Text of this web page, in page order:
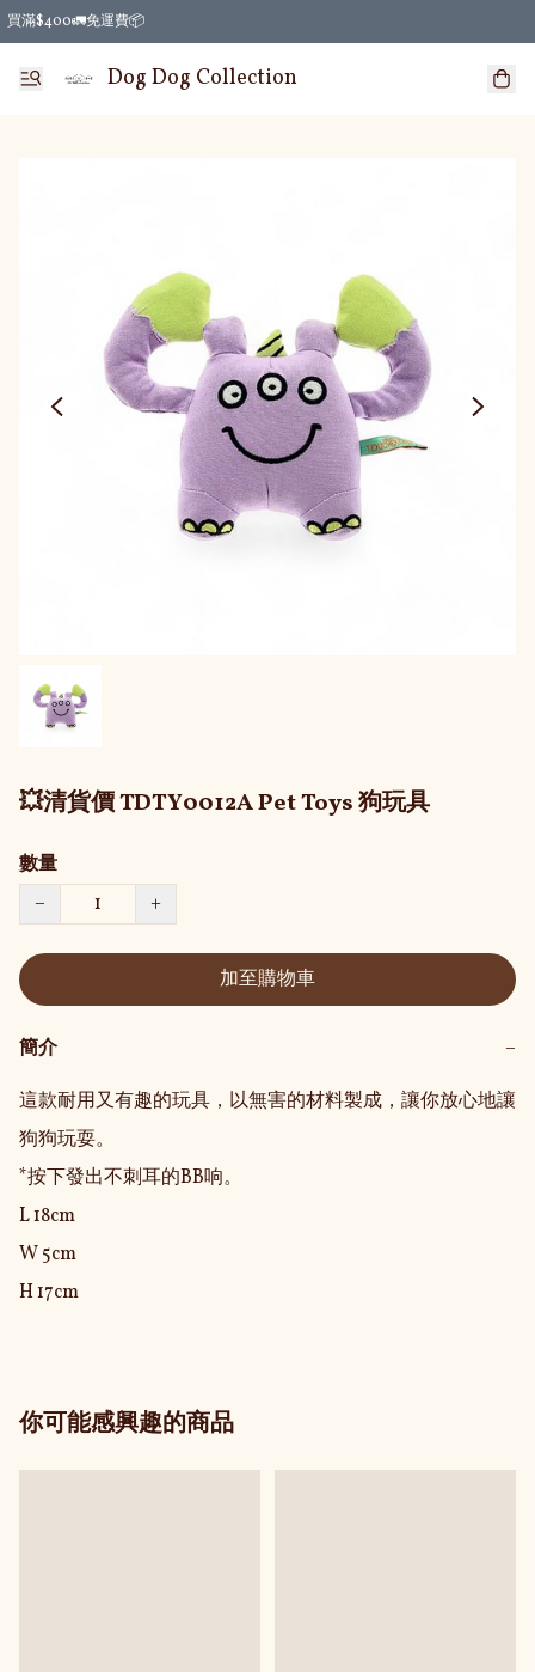
買滿$400🚛免運費📦
Dog Dog Collection
💥清貨價 TDTY0012A Pet Toys 狗玩具
數量
−
+
加至購物車
簡介
−
這款耐用又有趣的玩具，以無害的材料製成，讓你放心地讓
狗狗玩耍。
*按下發出不刺耳的BB响。
L 18cm
W 5cm
H 17cm
你可能感興趣的商品